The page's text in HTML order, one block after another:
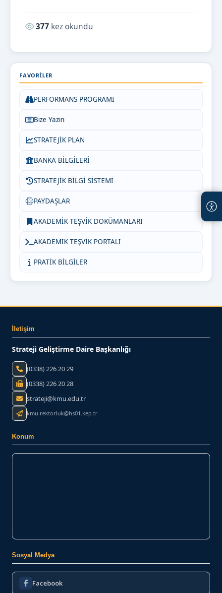
Okunma sayısı:
377 kez okundu
FAVORILER
PERFORMANS PROGRAMI
Bize Yazın
STRATEJİK PLAN
BANKA BİLGİLERİ
STRATEJİK BİLGİ SİSTEMİ
PAYDAŞLAR
AKADEMİK TEŞVİK DOKÜMANLARI
AKADEMİK TEŞVİK PORTALI
PRATİK BİLGİLER
İletişim
Strateji Geliştirme Daire Başkanlığı
(0338) 226 20 29
(0338) 226 20 28
strateji@kmu.edu.tr
kmu.rektorluk@hs01.kep.tr
Konum
Sosyal Medya
Facebook